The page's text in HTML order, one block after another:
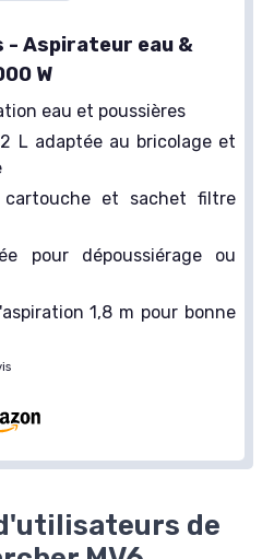
- Aspirateur eau &
W
eau et poussières
L adaptée au bricolage et
et sachet filtre
pour dépoussiérage ou
1,8 m pour bonne
de